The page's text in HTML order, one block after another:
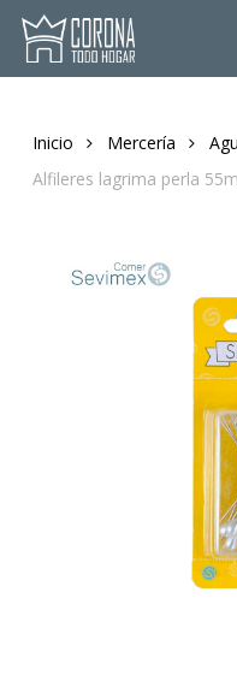
Skip
main
Inicio Mercería
Alfileres lagrima perla